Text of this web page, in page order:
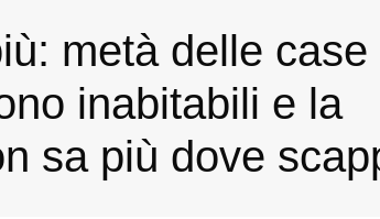
metà delle case
inabitabili e la
sa più dove